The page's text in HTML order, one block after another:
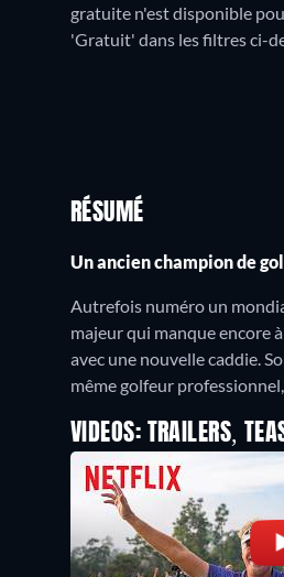
gratuite n'est disponible
'Gratuit' dans les filtres ci-
RÉSUMÉ
Un ancien champion de
Autrefois numéro un
majeur qui manque encore
avec une nouvelle caddie.
même golfeur
VIDEOS: TRAILERS,